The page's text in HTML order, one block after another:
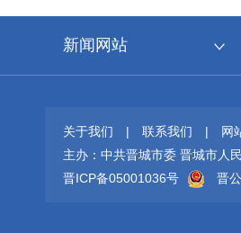
新闻网站
关于我们 | 联系我们 | 网
主办：中共晋城市委 晋城市人
晋ICP备05001036号
晋